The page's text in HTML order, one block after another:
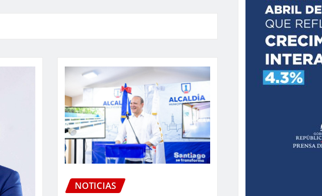
NOTICIAS